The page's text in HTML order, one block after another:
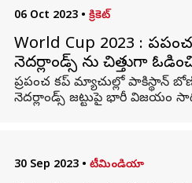
06 Oct 2023 • క్రికెట్
World Cup 2023 :
నెదర్లాండ్స్ ను చిత్తుగా
ప్రపంచ కప్ మ్యాచుల్లో పాకిస్థాన్
నెదర్లాండ్స్ జట్టుపై భారీ విజయం
30 Sep 2023 • టీమిండియా